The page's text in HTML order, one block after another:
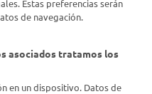
Estas preferencias serán
de navegación.
asociados tratamos los
en un dispositivo. Datos de